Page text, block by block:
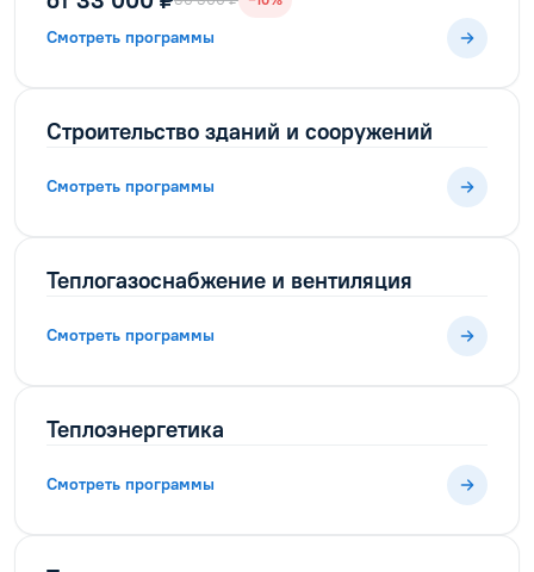
Смотреть программы
Строительство зданий и сооружений
Смотреть программы
Теплогазоснабжение и вентиляция
Смотреть программы
Теплоэнергетика
Смотреть программы